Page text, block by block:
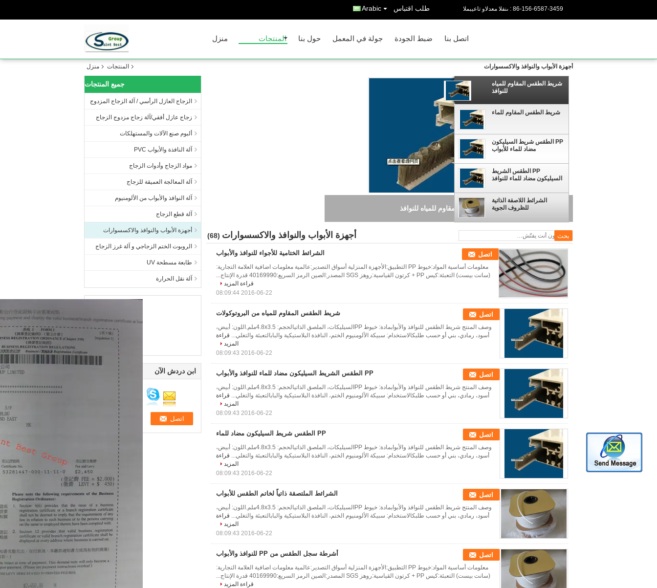
المبيعات والدعم الفنى : 86-156-6587-3459 طلب اقتباس Arabic
منزل المنتجات حول بنا جولة في المعمل ضبط الجودة اتصل بنا
منزل المنتجات أجهزة الأبواب والنوافذ والاكسسوارات
جميع المنتجات
الزجاج العازل الرأسي / آلة الزجاج المزدوج
زجاج عازل أفقي/آلة زجاج مزدوج الزجاج
ألبوم صنع الآلات والمستهلكات
آلة النافذة والأبواب PVC
مواد الزجاج وأدوات الزجاج
آلة المعالجة العميقة للزجاج
آلة النوافذ والأبواب من الألومنيوم
آلة قطع الزجاج
أجهزة الأبواب والنوافذ والاكسسوارات
الروبوت الختم الزجاجي و آلة غرز الزجاج
طابعة مسطحة UV
آلة نقل الحرارة
ابن دردش الآن
شريط الطقس المقاوم للماء
شريط الطقس المقاوم للمياه
للنوافذ
شريط الطقس المقاوم للماء
PP الطقس شريط السيليكون
مضاد للماء للأبواب
PP الطقس الشريط
السيليكون مضاد للماء للنوافذ
الشرائط اللاصقة الذاتية
للظروف الجوية
أجهزة الأبواب والنوافذ والاكسسوارات (68)
الشرائط الختامية للأجواء للنوافذ والأبواب اتصل
معلومات أساسية المواد:خيوط PP التطبيق:الأجهزة المنزلية أسواق التصدير:عالمية معلومات اضافية العلامة التجارية:
(سانت بيست) التعبئة:كيس PP + كرتون القياسية:روهز SGS المصدر:الصين الرمز السريع:40169990 قدرة الإنتاج...
قراءة المزيد
2016-06-22 08:09:44
شريط الطقس المقاوم للمياه من البروتوكولات اتصل
وصف المنتج شريط الطقس للنوافذ والأبوابمادة: خيوط PPالسيليكات، الملصق الذاتيالحجم: 4.8x3.5ملم.اللون: أبيض،
أسود، رمادي، بني أو حسب طلبكالاستخدام: سبيكة الألومنيوم الختم، النافذة البلاستيكية والبابالتعبئة والتغلي... قراءة
المزيد
2016-06-22 08:09:43
PP الطقس الشريط السيليكون مضاد للماء للنوافذ والأبواب اتصل
وصف المنتج شريط الطقس للنوافذ والأبوابمادة: خيوط PPالسيليكات، الملصق الذاتيالحجم: 4.8x3.5ملم.اللون: أبيض،
أسود، رمادي، بني أو حسب طلبكالاستخدام: سبيكة الألومنيوم الختم، النافذة البلاستيكية والبابالتعبئة والتغلي... قراءة
المزيد
2016-06-22 08:09:43
PP الطقس شريط السيليكون مضاد للماء اتصل
وصف المنتج شريط الطقس للنوافذ والأبوابمادة: خيوط PPالسيليكات، الملصق الذاتيالحجم: 4.8x3.5ملم.اللون: أبيض،
أسود، رمادي، بني أو حسب طلبكالاستخدام: سبيكة الألومنيوم الختم، النافذة البلاستيكية والبابالتعبئة والتغلي... قراءة
المزيد
2016-06-22 08:09:43
الشرائط الملتصقة ذاتياً لخاتم الطقس للأبواب اتصل
وصف المنتج شريط الطقس للنوافذ والأبوابمادة: خيوط PPالسيليكات، الملصق الذاتيالحجم: 4.8x3.5ملم.اللون: أبيض،
أسود، رمادي، بني أو حسب طلبكالاستخدام: سبيكة الألومنيوم الختم، النافذة البلاستيكية والبابالتعبئة والتغلي... قراءة
المزيد
2016-06-22 08:09:43
أشرطة سجل الطقس من PP للنوافذ والأبواب اتصل
معلومات أساسية المواد:خيوط PP التطبيق:الأجهزة المنزلية أسواق التصدير:عالمية معلومات اضافية العلامة التجارية:
(سانت بيست) التعبئة:كيس PP + كرتون القياسية:روهز SGS المصدر:الصين الرمز السريع:40169990 قدرة الإنتاج...
قراءة المزيد